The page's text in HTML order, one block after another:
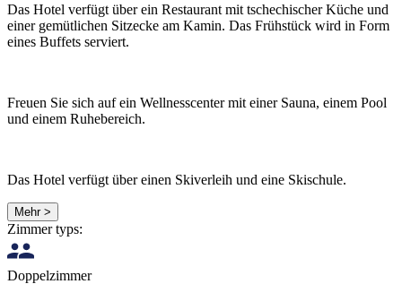
Das Hotel verfügt über ein Restaurant mit tschechischer Küche und
einer gemütlichen Sitzecke am Kamin. Das Frühstück wird in Form
eines Buffets serviert.
Freuen Sie sich auf ein Wellnesscenter mit einer Sauna, einem Pool
und einem Ruhebereich.
Das Hotel verfügt über einen Skiverleih und eine Skischule.
Mehr >
Zimmer typs:
Doppelzimmer